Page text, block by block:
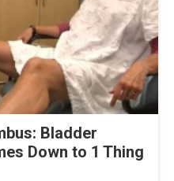
Bladder
Down to 1 Thing